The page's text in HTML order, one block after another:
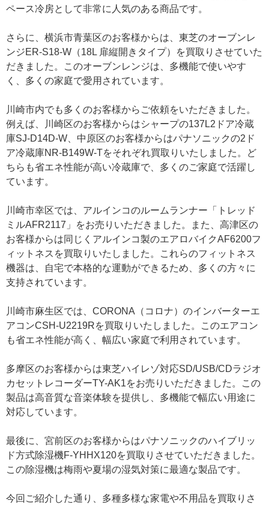
ペース冷房として非常に人気のある商品です。
さらに、横浜市青葉区のお客様からは、東芝のオーブンレ
ンジER-S18-W（18L 扉縦開きタイプ）を買取りさせていた
だきました。このオーブンレンジは、多機能で使いやす
く、多くの家庭で愛用されています。
川崎市内でも多くのお客様からご依頼をいただきました。
例えば、川崎区のお客様からはシャープの137L2ドア冷蔵
庫SJ-D14D-W、中原区のお客様からはパナソニックの2ド
ア冷蔵庫NR-B149W-Tをそれぞれ買取りいたしました。ど
ちらも省エネ性能が高い冷蔵庫で、多くのご家庭で活躍し
ています。
川崎市幸区では、アルインコのルームランナー「トレッド
ミルAFR2117」をお売りいただきました。また、高津区の
お客様からは同じくアルインコ製のエアロバイクAF6200フ
ィットネスを買取りいたしました。これらのフィットネス
機器は、自宅で本格的な運動ができるため、多くの方々に
支持されています。
川崎市麻生区では、CORONA（コロナ）のインバーターエ
アコンCSH-U2219Rを買取りいたしました。このエアコン
も省エネ性能が高く、幅広い家庭で利用されています。
多摩区のお客様からは東芝ハイレゾ対応SD/USB/CDラジオ
カセットレコーダーTY-AK1をお売りいただきました。この
製品は高音質な音楽体験を提供し、多機能で幅広い用途に
対応しています。
最後に、宮前区のお客様からはパナソニックのハイブリッ
ド方式除湿機F-YHHX120を買取りさせていただきました。
この除湿機は梅雨や夏場の湿気対策に最適な製品です。
今回ご紹介した通り、多種多様な家電や不用品を買取りさ